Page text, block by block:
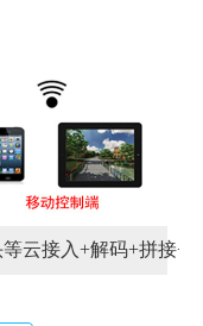
云接入+解码+拼接+